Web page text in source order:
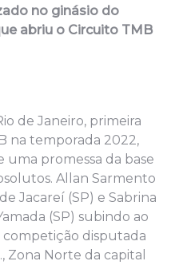
no ginásio do
abriu o Circuito TMB
de Janeiro, primeira
na temporada 2022,
promessa da base
Allan Sarmento
Jacareí (SP) e Sabrina
(SP) subindo ao
competição disputada
Zona Norte da capital